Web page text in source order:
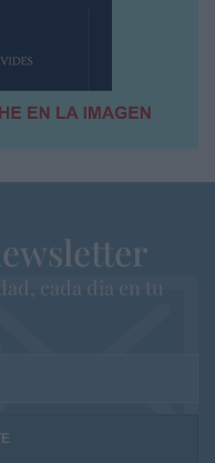
cada dia en tu